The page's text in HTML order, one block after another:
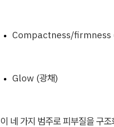
Compactness/firmness
Glow (광채)
이 네 가지 범주로 피부질을 구